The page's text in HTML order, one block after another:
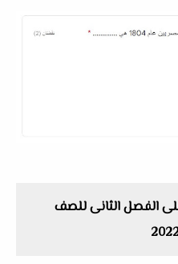
الفصل الثانى للصف